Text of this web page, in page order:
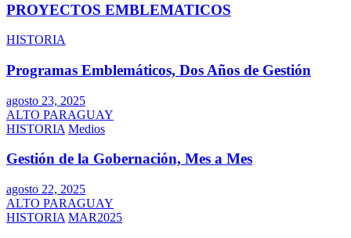
PROYECTOS EMBLEMATICOS
HISTORIA
Programas Emblemáticos, Dos Años de Gestión
agosto 23, 2025
ALTO PARAGUAY
HISTORIA Medios
Gestión de la Gobernación, Mes a Mes
agosto 22, 2025
ALTO PARAGUAY
HISTORIA MAR2025